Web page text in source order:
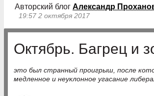
Авторский блог Александр
19:57 2 октября 2017
Октябрь. Багрец и
это был странный проигрыш, после
медленное и неуклонное угасание